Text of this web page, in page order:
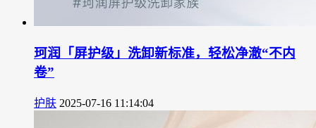
珂润「屏护级」洗卸新标准，轻松净澈“不内
卷”
护肤 2025-07-16 11:14:04